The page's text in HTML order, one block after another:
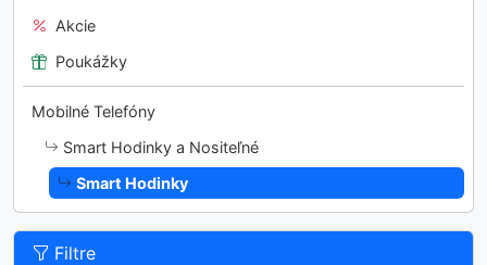
Akcie
Poukážky
Mobilné Telefóny
Smart Hodinky a Nositeľné
Smart Hodinky
Filtre